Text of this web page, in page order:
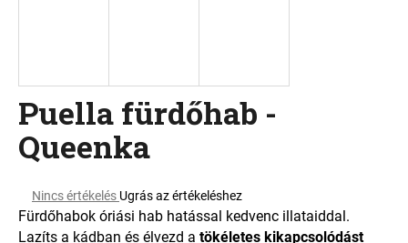
Puella fürdőhab -
Queenka
termék
átlagos
Nincs értékelés Ugrás az értékeléshez
Fürdőhabok óriási hab hatással kedvenc illataiddal.
Lazíts a kádban és élvezd a tökéletes kikapcsolódást
á
n
l
j